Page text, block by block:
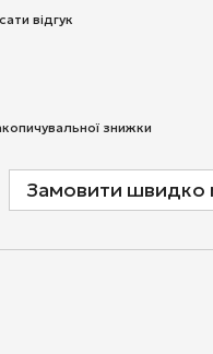
відгук
знижки
Замовити швидко